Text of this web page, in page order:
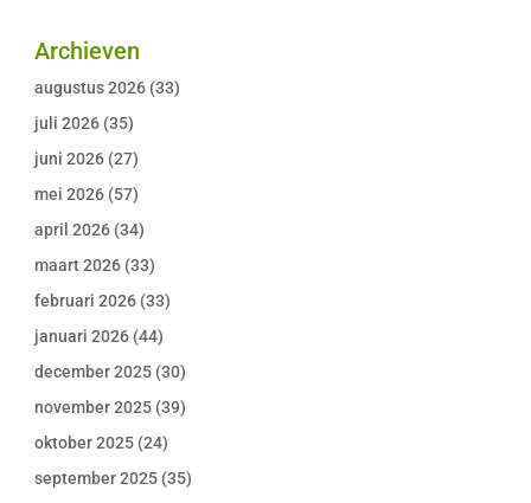
Archieven
augustus 2026 (33)
juli 2026 (35)
juni 2026 (27)
mei 2026 (57)
april 2026 (34)
maart 2026 (33)
februari 2026 (33)
januari 2026 (44)
december 2025 (30)
november 2025 (39)
oktober 2025 (24)
september 2025 (35)